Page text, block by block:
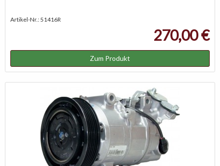
Artikel-Nr.: 51416R
270,00 €
Zum Produkt